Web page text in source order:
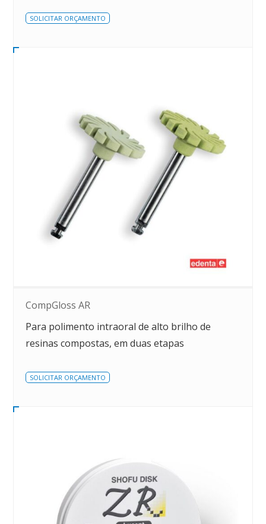
SOLICITAR ORÇAMENTO
CompGloss AR
Para polimento intraoral de alto brilho de
resinas compostas, em duas etapas
SOLICITAR ORÇAMENTO